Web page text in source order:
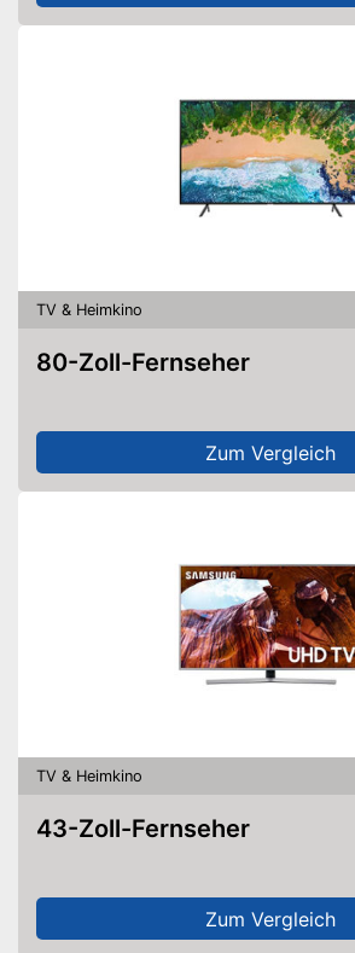
TV & Heimkino
80-Zoll-Fernseher
Zum Vergleich
TV & Heimkino
43-Zoll-Fernseher
Zum Vergleich